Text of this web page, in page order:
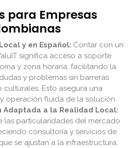
para Empresas
y en Español: Contar con un
significa acceso a soporte
y zona horaria, facilitando la
y problemas sin barreras
culturales. Esto asegura una
operación fluida de la solución.
Adaptada a la Realidad Local:
las particularidades del mercado
consultoría y servicios de
se ajustan a la infraestructura,